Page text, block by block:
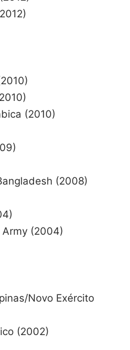
(2010)
(2008)
Army (2004)
Novo Exército
(2002)